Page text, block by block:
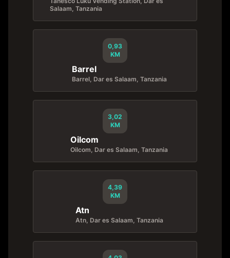
Salaam, Tanzania
0,93
KM
Barrel
Barrel, Dar es Salaam, Tanzania
3,02
KM
Oilcom
Oilcom, Dar es Salaam, Tanzania
4,39
KM
Atn
Atn, Dar es Salaam, Tanzania